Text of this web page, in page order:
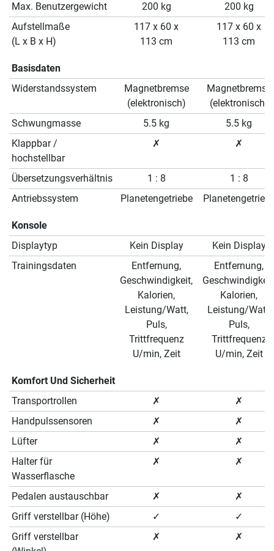
Max. Benutzergewicht
200 kg
200 kg
Aufstellmaße
(L x B x H)
117 x 60 x
113 cm
117 x 60 x
113 cm
Basisdaten
Widerstandssystem
Magnetbremse
(elektronisch)
Magnetbremse
(elektronisch)
Schwungmasse
5.5 kg
5.5 kg
Klappbar /
hochstellbar
✗ ✗
Übersetzungsverhältnis 1 : 8
1 : 8
Antriebssystem
Planetengetriebe
Konsole
Displaytyp
Kein Display
Kein Display
Trainingsdaten
Entfernung,
Geschwindigkeit,
Kalorien,
Leistung/Watt,
Puls,
Trittfrequenz
U/min, Zeit
Entfernung,
Kalorien,
Leistung/Watt,
Puls,
Trittfrequenz
U/min, Zeit
Komfort Und Sicherheit
Transportrollen
✗
✗
Handpulssensoren
✗
✗
Lüfter
✗
✗
Halter für
Wasserflasche
✗ ✗
Pedalen austauschbar ✗
✗
Griff verstellbar (Höhe)
✓
✓
Griff verstellbar
✗ ✗